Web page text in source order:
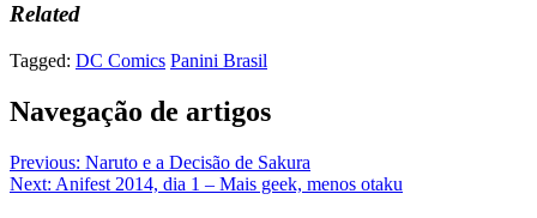
Related
Tagged: DC Comics Panini Brasil
Navegação de artigos
Previous: Naruto e a Decisão de Sakura
Next: Anifest 2014, dia 1 – Mais geek, menos otaku